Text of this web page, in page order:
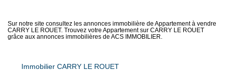
Tous Nos Biens Vendus
Nos Avis Clients Certifiés - Opinion System
ESTIMER / EXPERTISER
Sur notre site consultez les annonces immobilière de Appartement à vendre
CARRY LE ROUET. Trouvez votre Appartement sur CARRY LE ROUET
grâce aux annonces immobilières de ACS IMMOBILIER.
Immobilier CARRY LE ROUET